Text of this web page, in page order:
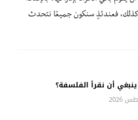
كذلك، فعندئذٍ سنكون جميعًا نتحدث
ينبغي أن نقرأ الفلسفة؟